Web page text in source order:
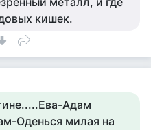
кишек.
Адам
Оденься милая на